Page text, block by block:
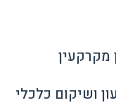
מקרקעין
ושיקום כלכלי